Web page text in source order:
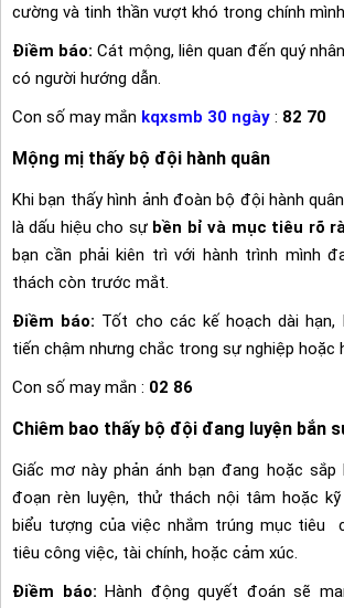
cường và tinh thần vượt khó trong chính
Điềm báo: Cát mộng, liên quan đến quý
có người hướng dẫn.
Con số may mắn kqxsmb 30 ngày : 82 70
Mộng mị thấy bộ đội hành quân
Khi bạn thấy hình ảnh đoàn bộ đội hành
là dấu hiệu cho sự bền bỉ và mục tiêu rõ
bạn cần phải kiên trì với hành trình mình
thách còn trước mắt.
Điềm báo: Tốt cho các kế hoạch dài hạn,
tiến chậm nhưng chắc trong sự nghiệp hoặc
Con số may mắn : 02 86
Chiêm bao thấy bộ đội đang luyện bắn
Giấc mơ này phản ánh bạn đang hoặc
đoạn rèn luyện, thử thách nội tâm hoặc kỹ
biểu tượng của việc nhắm trúng mục tiêu
tiêu công việc, tài chính, hoặc cảm xúc.
Điềm báo: Hành động quyết đoán sẽ